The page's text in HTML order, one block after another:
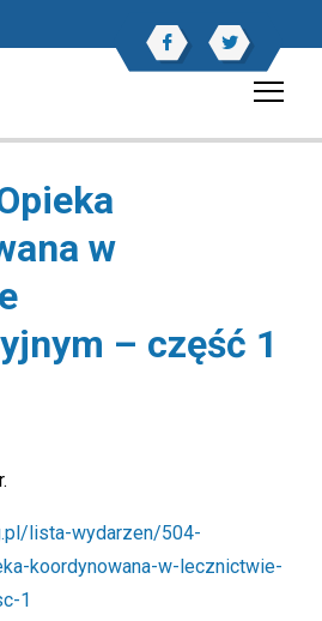
w
– część 1
lista-wydarzen/504-
koordynowana-w-lecznictwie-
1